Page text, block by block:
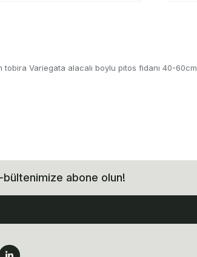
tobira Variegata alacalı boylu pitos fidanı 40-60cm
bültenimize abone olun!